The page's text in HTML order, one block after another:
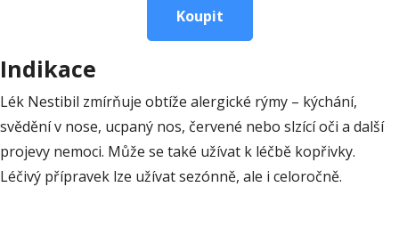
Koupit
Indikace
Lék Nestibil zmírňuje obtíže alergické rýmy – kýchání,
svědění v nose, ucpaný nos, červené nebo slzící oči a další
projevy nemoci. Může se také užívat k léčbě kopřivky.
Léčivý přípravek lze užívat sezónně, ale i celoročně.